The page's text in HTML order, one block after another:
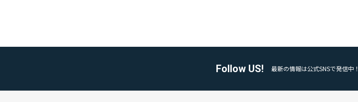
Follow US! 最新の情報は公式SNSで発信中！